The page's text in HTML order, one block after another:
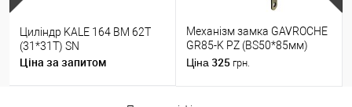
Циліндр KALE 164 BM 62T
(31*31T) SN
Ціна за запитом
Механізм замка GAVROCHE
GR85-K PZ (BS50*85мм)
пласт.язичок AB бронза
Ціна 325 грн.